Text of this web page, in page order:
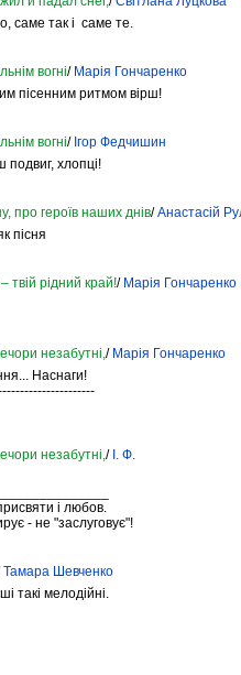
саме так і саме те.
вогні/ Марія Гончаренко
пісенним ритмом вірш!
вогні/ Ігор Федчишин
хлопці!
про героїв наших днів/Анастасій
пісня
твій рідний край!/ Марія Гончаренко
незабутні,/ Марія Гончаренко
Наснаги!
незабутні,/ І. Ф.
і любов.
- не "заслуговує"!
Тамара Шевченко
такі мелодійні.